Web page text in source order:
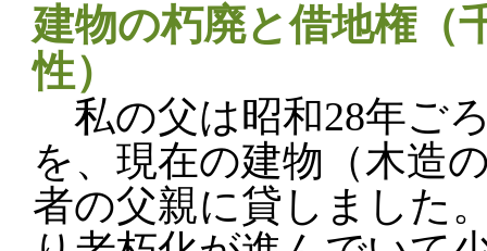
建物の朽廃と借地権（
性）
私の父は昭和28年ご
を、現在の建物（木造
者の父親に貸しました